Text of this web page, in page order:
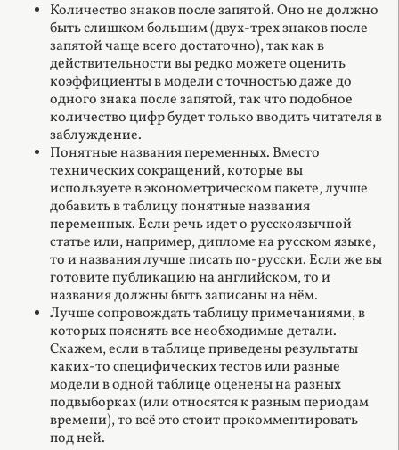
Количество знаков после запятой. Оно не должно
быть слишком большим (двух-трех знаков после
запятой чаще всего достаточно), так как в
действительности вы редко можете оценить
коэффициенты в модели с точностью даже до
одного знака после запятой, так что подобное
количество цифр будет только вводить читателя в
заблуждение.
Понятные названия переменных. Вместо
технических сокращений, которые вы
используете в эконометрическом пакете, лучше
добавить в таблицу понятные названия
переменных. Если речь идет о русскоязычной
статье или, например, дипломе на русском языке,
то и названия лучше писать по-русски. Если же вы
готовите публикацию на английском, то и
названия должны быть записаны на нём.
Лучше сопровождать таблицу примечаниями, в
которых пояснять все необходимые детали.
Скажем, если в таблице приведены результаты
каких-то специфических тестов или разные
модели в одной таблице оценены на разных
подвыборках (или относятся к разным периодам
времени), то всё это стоит прокомментировать
под ней.